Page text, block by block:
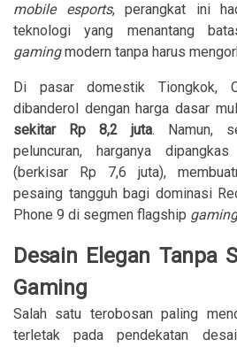
mobile esports, perangkat ini
teknologi yang menantang
gamingmodern tanpa harus
Di pasar domestik Tiongkok,
dibanderol dengan harga dasar
sekitar Rp 8,2 juta. Namun,
peluncuran, harganya
(berkisar Rp 7,6 juta),
pesaing tangguh bagi dominasi
Phone 9 di segmen flagship gaming
Desain Elegan Tanpa
Gaming
Salah satu terobosan paling
terletak pada pendekatan